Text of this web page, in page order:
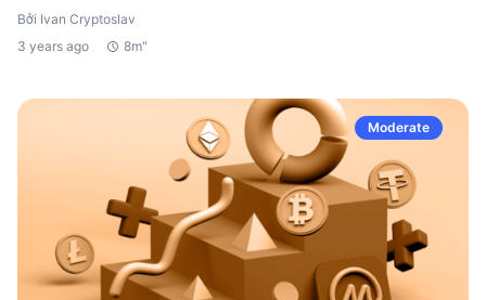
Bởi Ivan Cryptoslav
3 years ago
8m"
Moderate